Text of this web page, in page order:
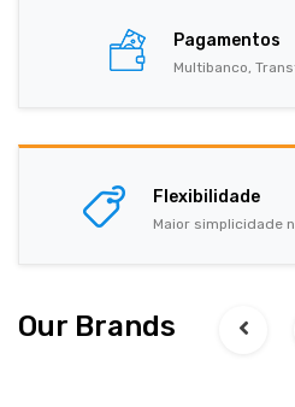
Pagamentos
Multibanco,
Flexibilidade
Maior simplicidade
Our Brands